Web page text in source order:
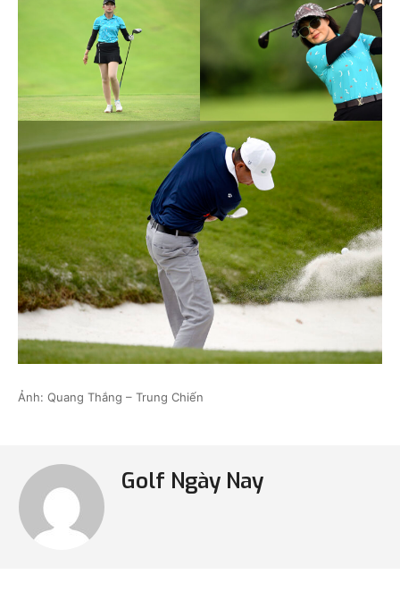
Ảnh: Quang Thắng – Trung Chiến
Golf Ngày Nay